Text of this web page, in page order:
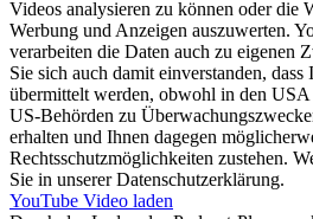
Videos analysieren zu können oder die
Werbung und Anzeigen auszuwerten.
verarbeiten die Daten auch zu eigenen
Sie sich auch damit einverstanden,
übermittelt werden, obwohl in den USA
US-Behörden zu
erhalten und Ihnen dagegen
Rechtsschutzmöglichkeiten zustehen.
Sie in unserer Datenschutzerklärung.
YouTube Video laden